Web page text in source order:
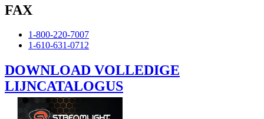
FAX
1-800-220-7007
1-610-631-0712
DOWNLOAD VOLLEDIGE
LIJNCATALOGUS